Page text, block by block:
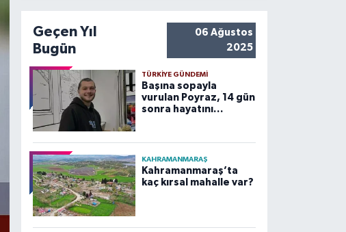
Geçen Yıl
Bugün
06 Ağustos
2025
TÜRKIYE GÜNDEMI
Başına sopayla
vurulan Poyraz, 14 gün
sonra hayatını
KAHRAMANMARAŞ
Kahramanmaraş’ta
kaç kırsal mahalle var?